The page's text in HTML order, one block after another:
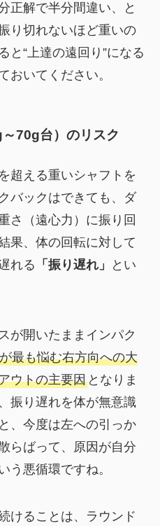
正解で半分間違い、と
り切れないほど重いの
と“上達の遠回り”になる
おいてください。
70g台）のリスク
超える重いシャフトを
バックはできても、ダ
さ（遠心力）に振り回
果、体の回転に対して
れる 「振り遅れ」
とい
が開いたままインパク
最も悩む右方向への大
ウトの主要因となりま
振り遅れを体が無意識
、今度は左への引っか
らばって、原因が自分
悪循環ですね。
けることは、ラウンド